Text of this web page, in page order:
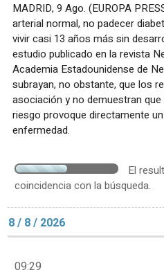
MADRID, 9 Ago. (EUROPA
arterial normal, no padecer
vivir casi 13 años más sin
estudio publicado en la revista
Academia Estadounidense de
subrayan, no obstante, que los
asociación y no demuestran
riesgo provoque directamente
enfermedad.
El
coincidencia con la búsqueda.
8 / 8 / 2026
09:29